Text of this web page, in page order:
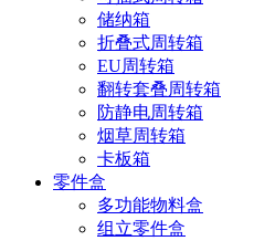
储纳箱
折叠式周转箱
EU周转箱
翻转套叠周转箱
防静电周转箱
烟草周转箱
卡板箱
零件盒
多功能物料盒
组立零件盒